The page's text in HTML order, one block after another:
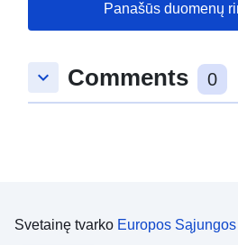
Panašūs duomenų
keyboard_arrow_down Comments 0
Svetainę tvarko Europos